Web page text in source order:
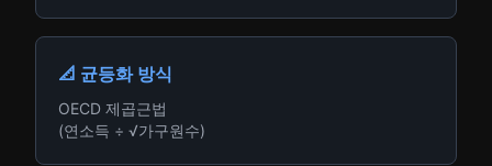
📐 균등화 방식
OECD 제곱근법
(연소득 ÷ √가구원수)